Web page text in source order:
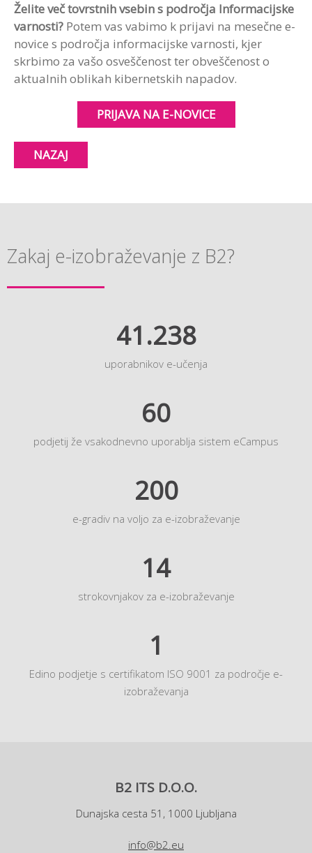
Želite več tovrstnih vsebin s področja Informacijske
varnosti? Potem vas vabimo k prijavi na mesečne e-
novice s področja informacijske varnosti, kjer
skrbimo za vašo osveščenost ter obveščenost o
aktualnih oblikah kibernetskih napadov.
PRIJAVA NA E-NOVICE
NAZAJ
Zakaj e-izobraževanje z B2?
41.238
uporabnikov e-učenja
60
podjetij že vsakodnevno uporablja sistem eCampus
200
e-gradiv na voljo za e-izobraževanje
14
strokovnjakov za e-izobraževanje
1
Edino podjetje s certifikatom ISO 9001 za področje e-
izobraževanja
B2 ITS D.O.O.
Dunajska cesta 51, 1000 Ljubljana
info@b2.eu